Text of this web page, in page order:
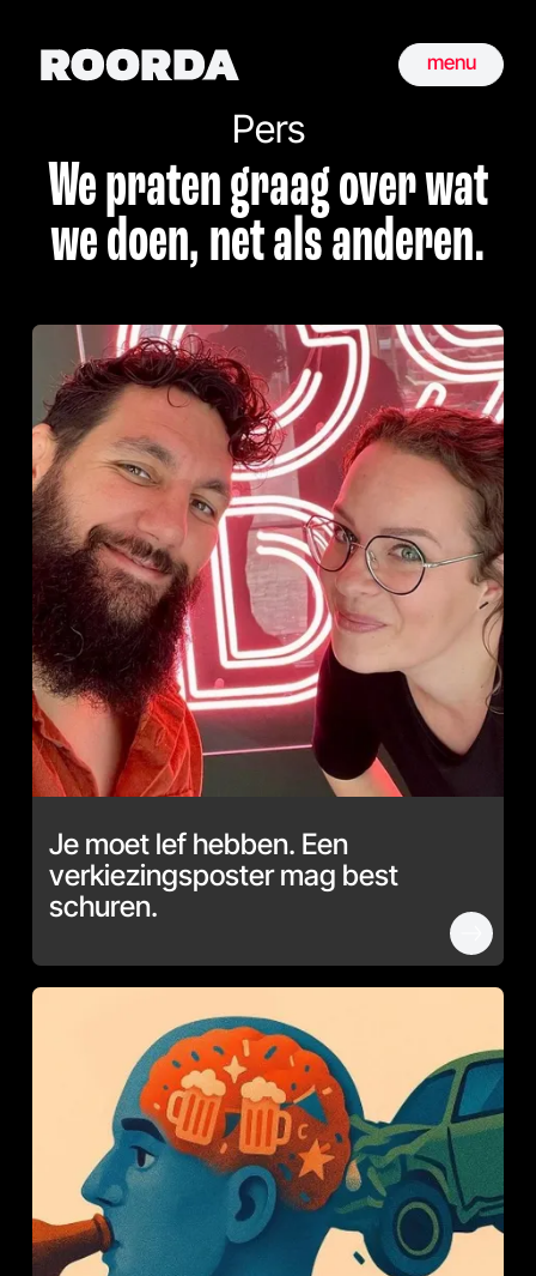
Pers
We praten graag over wat
we doen, net als anderen.
Je moet lef hebben. Een
verkiezingsposter mag best
schuren.
menu